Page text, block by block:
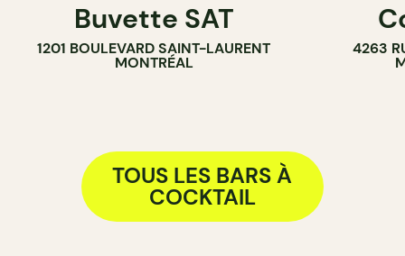
BAR À VIN
BAR À COCKTAIL
Buvette SAT
1201 BOULEVARD SAINT-LAURENT
MONTRÉAL
BAR À VIN
BAR À4263
TOUS LES BARS À
COCKTAIL